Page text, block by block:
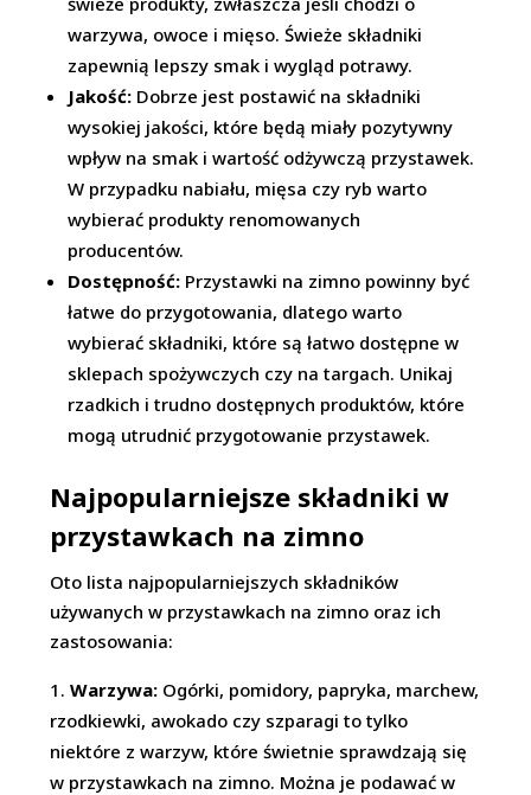
warzywa, owoce i mięso. Świeże składniki
zapewnią lepszy smak i wygląd potrawy.
Jakość: Dobrze jest postawić na składniki
wysokiej jakości, które będą miały pozytywny
wpływ na smak i wartość odżywczą przystawek.
W przypadku nabiału, mięsa czy ryb warto
wybierać produkty renomowanych
producentów.
Dostępność: Przystawki na zimno powinny być
łatwe do przygotowania, dlatego warto
wybierać składniki, które są łatwo dostępne w
sklepach spożywczych czy na targach. Unikaj
rzadkich i trudno dostępnych produktów, które
mogą utrudnić przygotowanie przystawek.
Najpopularniejsze składniki w
przystawkach na zimno
Oto lista najpopularniejszych składników
używanych w przystawkach na zimno oraz ich
zastosowania:
Warzywa: Ogórki, pomidory, papryka, marchew,
rzodkiewki, awokado czy szparagi to tylko
niektóre z warzyw, które świetnie sprawdzają się
w przystawkach na zimno. Można je podawać w